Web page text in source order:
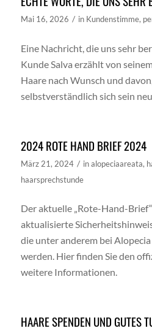
Mai 16, 2026 / in Kundenstimme,
Eine Nachricht, die uns sehr
Kunde Salva erzählt von
Haare nach Wunsch und
selbstverständlich sich sein
2024 ROTE HAND BRIEF 2024
März 21, 2024 / inalopeciaareata,
haarsprechstunde
Der aktuelle „Rote-Hand-
aktualisierte
die unter anderem bei
werden. Hier finden Sie den
weitere Informationen.
HAARE SPENDEN UND GUTES